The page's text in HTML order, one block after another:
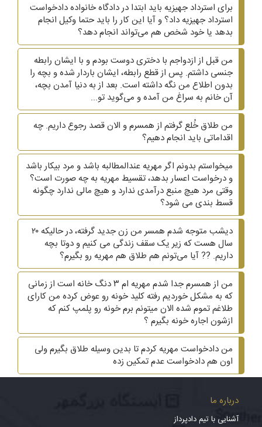
برای استرداد جهیزیه باید ابتدا در دادگاه خانواده دادخواست
استرداد جهیزیه داد؟ و آیا این کار را باید حتما وکیل انجام
بدهد یا خود شخص هم می‌تواند انجام دهد؟
من قبل از ازدواجم با دختری دوست بودم و با ایشان رابطه
جنسی داشتم. پس از قطع رابطه، ایشان باردار شده و بچه را
بدون اطلاع من نگه داشته است. بعد از به دنیا آمدن بچه،
آن خانم به سراغ من آمده و می‌گوید تو...
من طلاق خُلع گرفتم از همسرم و الان قصد رجوع داریم. چه
اقداماتی باید انجام دهیم؟
میخواستم بدونم اگر مهریه عندالمطالبه باشد و مرد بیکار باشد
و درخواست اعسار بدهد، تقسیط مهریه به چه صورت است؟
وقتی مرد هیچ منبع درآمدی ندارد و هیچ مالی ندارد چگونه
قسط بندی می شود؟
دیشب متوجه شدم همسر من زن جدید گرفته، در حالیکه ۲۰
سال هست که زیر یک سقف زندگی می کنیم و دوتا بچه
داریم. ?? آیا می‌تونم هم طلاق هم مهریه رو بگیرم؟
من از همسرم جدا شدم مهریه ام ۳ دنگ خانه است از زمانی
که به مشکل خوردیم رفته کلید خونه رو عوض کرده من کارای
طلاغم تموم شده الان میتونم برم خونه رو پلمپ کنم که
ازشون اجاره خونه بگیرم ؟
من دادخواست مهریه کردم تا بدین وسیله طلاق بگیرم ولی
اون هم دادخواست عدم تمکین زده
درباره ما
آشنایی با تیم دادپرداز